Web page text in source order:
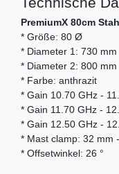
PremiumX 80cm
* Größe: 80 Ø
* Diameter 1: 730 mm
* Diameter 2: 800 mm
* Farbe: anthrazit
* Gain 10.70 GHz -
* Gain 11.70 GHz -
* Gain 12.50 GHz -
* Mast clamp: 32 mm
* Offsetwinkel: 26 °